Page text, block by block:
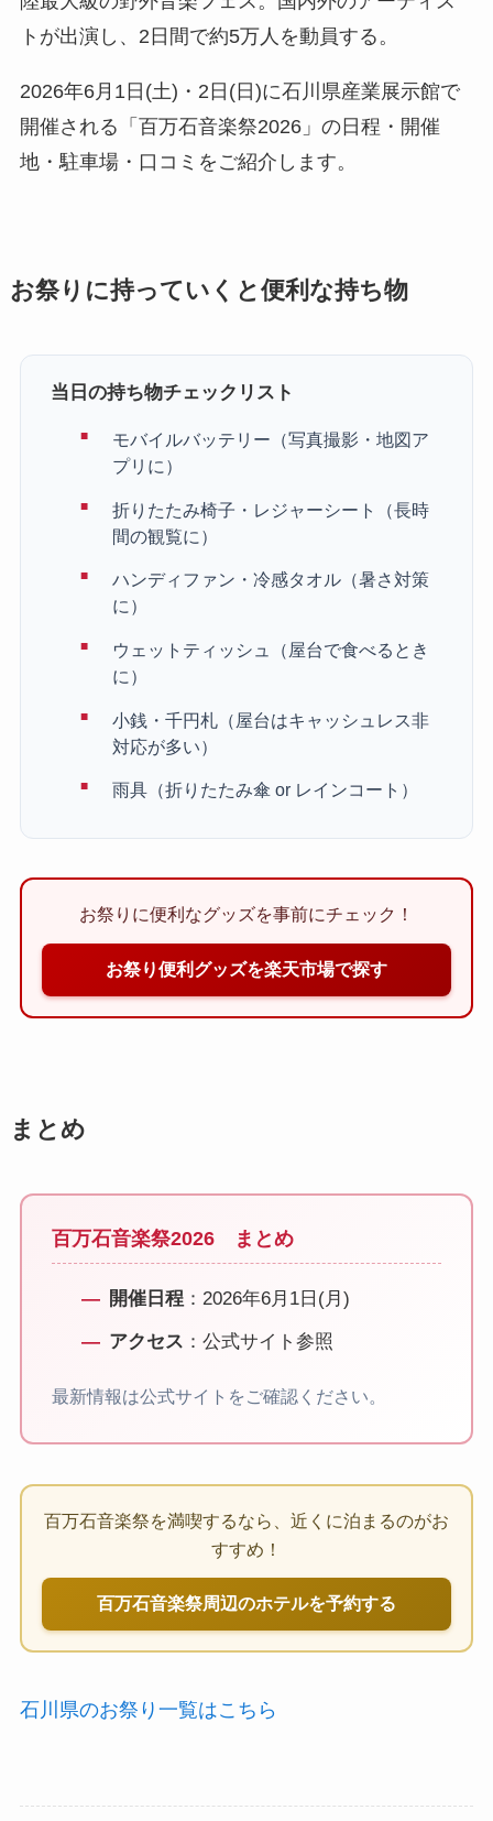
トが出演し、2日間で約5万人を動員する。
2026年6月1日(土)・2日(日)に石川県産業展示館で
開催される「百万石音楽祭2026」の日程・開催
地・駐車場・口コミをご紹介します。
お祭りに持っていくと便利な持ち物
当日の持ち物チェックリスト
モバイルバッテリー（写真撮影・地図ア
プリに）
折りたたみ椅子・レジャーシート（長時
間の観覧に）
ハンディファン・冷感タオル（暑さ対策
に）
ウェットティッシュ（屋台で食べるとき
に）
小銭・千円札（屋台はキャッシュレス非
対応が多い）
雨具（折りたたみ傘 or レインコート）
お祭りに便利なグッズを事前にチェック！
お祭り便利グッズを楽天市場で探す
まとめ
百万石音楽祭2026 まとめ
開催日程：2026年6月1日(月)
アクセス ：公式サイト参照
最新情報は公式サイトをご確認ください。
百万石音楽祭を満喫するなら、近くに泊まるのがお
すすめ！
百万石音楽祭周辺のホテルを予約する
石川県のお祭り一覧はこちら